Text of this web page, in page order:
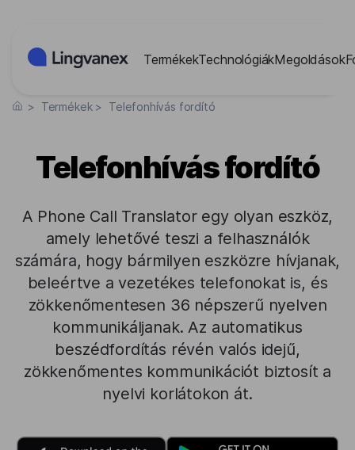
TermékekTechnológiákMegoldások
> Termékek > Telefonhívás fordító
Telefonhívás fordító
A Phone Call Translator egy olyan eszköz,
amely lehetővé teszi a felhasználók
számára, hogy bármilyen eszközre hívjanak,
beleértve a vezetékes telefonokat is, és
zökkenőmentesen 36 népszerű nyelven
kommunikáljanak. Az automatikus
beszédfordítás révén valós idejű,
zökkenőmentes kommunikációt biztosít a
nyelvi korlátokon át.